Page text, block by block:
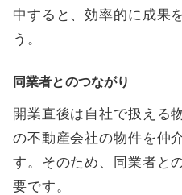
中すると、効率的に成果
う。
同業者とのつながり
開業直後は自社で扱える
の不動産会社の物件を仲
す。そのため、同業者と
要です。